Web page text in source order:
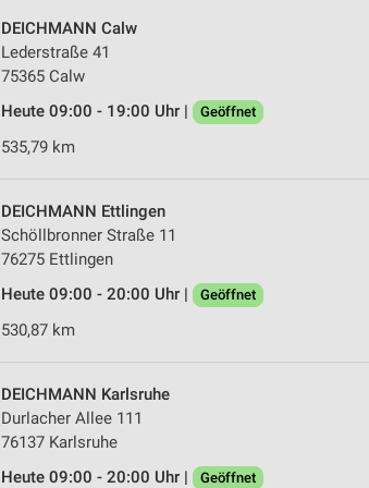
DEICHMANN Calw
Lederstraße 41
75365 Calw
Heute 09:00 - 19:00 Uhr |
Geöffnet
535,79 km
DEICHMANN Ettlingen
Schöllbronner Straße 11
76275 Ettlingen
Heute 09:00 - 20:00 Uhr |
Geöffnet
530,87 km
DEICHMANN Karlsruhe
Durlacher Allee 111
76137 Karlsruhe
Heute 09:00 - 20:00 Uhr |
Geöffnet